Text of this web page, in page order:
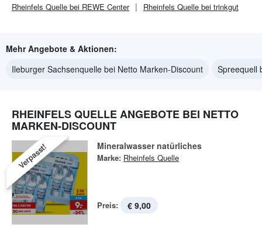
Rheinfels Quelle bei REWE Center
Rheinfels Quelle bei trinkgut
Mehr Angebote & Aktionen:
Ileburger Sachsenquelle bei Netto Marken-Discount
Spreequell
RHEINFELS QUELLE ANGEBOTE BEI NETTO
MARKEN-DISCOUNT
Verpasst! Mineralwasser natürliches
Marke: Rheinfels Quelle
Preis: € 9,00